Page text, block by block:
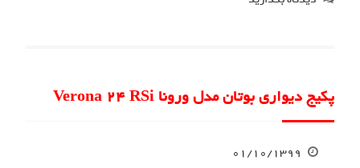
پکیج دیواری بوتان مدل ورونا Verona 24 RSi
۰۱/۱۰/۱۳۹۹